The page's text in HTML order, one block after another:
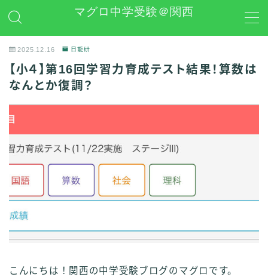
マグロ中学受験＠関西
日能研
その他 中学受験関連
お問い合わせ
プライバシーポリシー
2025.12.16 日能研
【小４】第16回学習力育成テスト結果！算数は
なんとか復調？
こんにちは！関西の中学受験ブログのマグロです。